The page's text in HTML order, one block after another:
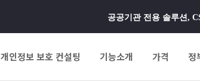
공공기관 전용 솔루션,
개인정보 보호 컨설팅 기능소개 가격 정